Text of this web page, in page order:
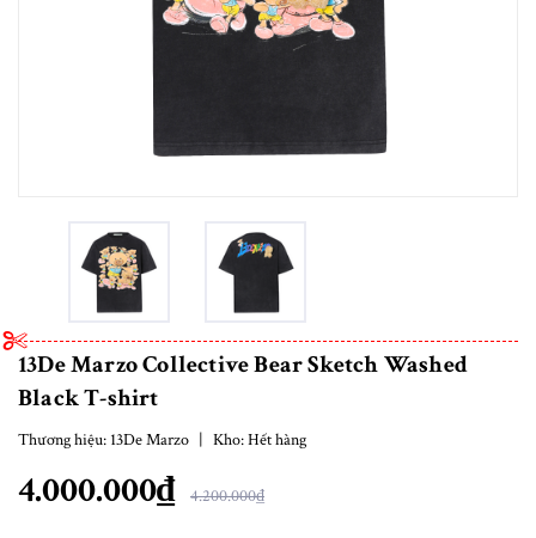
13De Marzo Collective Bear Sketch Washed
Black T-shirt
Thương hiệu: 13De Marzo | Kho:Hết hàng
4.000.000₫ 4.200.000₫